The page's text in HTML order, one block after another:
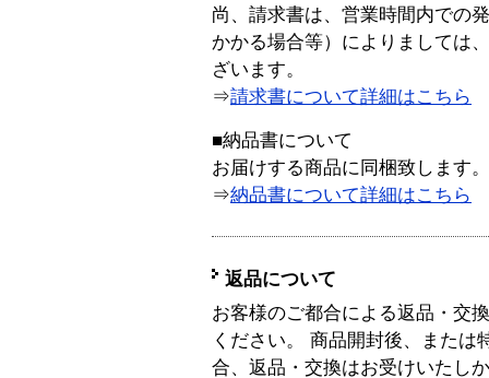
尚、請求書は、営業時間内での
かかる場合等）によりましては
ざいます。
⇒請求書について詳細はこちら
■納品書について
お届けする商品に同梱致します。
⇒納品書について詳細はこちら
返品について
お客様のご都合による返品・交
ください。 商品開封後、または
合、返品・交換はお受けいたし